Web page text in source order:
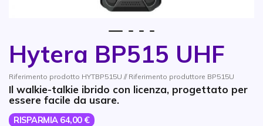
Hytera BP515 UHF
Riferimento prodotto HYTBP515U // Riferimento produttore BP515U
Il walkie-talkie ibrido con licenza, progettato per
essere facile da usare.
RISPARMIA 64,00 €
Vai all'inizio della galleria di immagini